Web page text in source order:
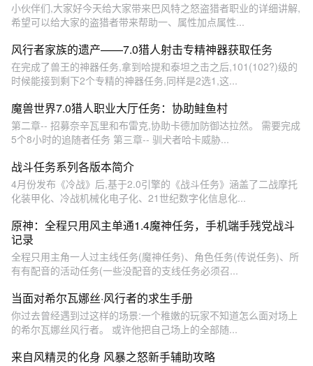
小伙伴们,大家好今天给大家带来巴风特之怒盗猎者职业的详细讲解,
希望可以给大家的盗猎者带来帮助一、属性加点属性...
风行者家族的遗产——7.0猎人射击专精神器获取任务
在完成了兽王的神器任务,拿到哈提和泰坦之击之后,101(102?)级的
时候能接到剩下2个专精的神器任务,同样是2选1,这...
魔兽世界7.0猎人职业大厅任务：协助鲑鱼村
第二章-- 招募奈辛瓦里和布雷克,协助卡德加防御达拉然。 需要完成
5个8小时的追随者任务 第三章-- 驯犬者哈卡威胁...
战斗任务系列各版本简介
4月份发布《冷战》后,基于2.0引擎的《战斗任务》涵盖了二战摩托
化装甲化、冷战机械化电子化、21世纪数字化信息化...
原神：全程只用风主单通1.4魔神任务，手机端手残党战斗
记录
全程只用主角一人过主线任务(魔神任务)、角色任务(传说任务)、所
有有配音的活动任务(一些没配音的支线任务必须召...
当面对希尔瓦娜丝·风行者的求生手册
你过去曾经遇到过这样的场景:一个稚嫩的玩家不知道怎么面对场上
的希尔瓦娜丝风行者。 或许他把自己场上的全部随...
来自风精灵的化身 风暴之怒新手辅助攻略